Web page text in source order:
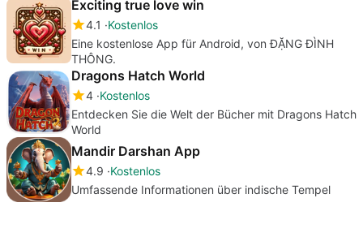
Exciting true love win
4.1
Kostenlos
Eine kostenlose App für Android, von ĐẶNG ĐÌNH
THÔNG.
Dragons Hatch World
4 Kostenlos
Entdecken Sie die Welt der Bücher mit Dragons Hatch
World
Mandir Darshan App
4.9 Kostenlos
Umfassende Informationen über indische Tempel